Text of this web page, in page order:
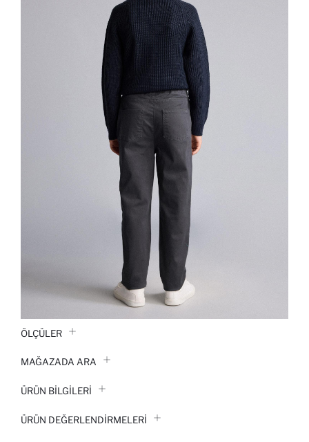
ÖLÇÜLER
MAĞAZADA ARA
ÜRÜN BILGILERI
ÜRÜN DEĞERLENDİRMELERİ